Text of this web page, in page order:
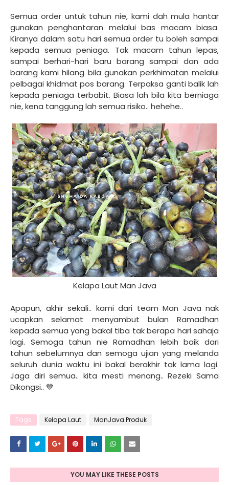
Semua order untuk tahun nie, kami dah mula hantar
gunakan penghantaran melalui bas macam biasa.
Kiranya dalam satu hari semua order tu boleh sampai
kepada semua peniaga. Tak macam tahun lepas,
sampai berhari-hari baru barang sampai dan ada
barang kami hilang bila gunakan perkhimatan melalui
pelbagai khidmat pos barang. Terpaksa ganti balik lah
kepada peniaga terbabit. Biasa lah bila kita berniaga
nie, kena tanggung lah semua risiko.. hehehe..
Kelapa Laut Man Java
Apapun, akhir sekali.. kami dari team Man Java nak
ucapkan selamat menyambut bulan Ramadhan
kepada semua yang bakal tiba tak berapa hari sahaja
lagi. Semoga tahun nie Ramadhan lebih baik dari
tahun sebelumnya dan semoga ujian yang melanda
seluruh dunia waktu ini bakal berakhir tak lama lagi.
Jaga diri semua.. kita mesti menang.. Rezeki Sama
Dikongsi.. 💙
Tags Kelapa Laut ManJava Produk
YOU MAY LIKE THESE POSTS